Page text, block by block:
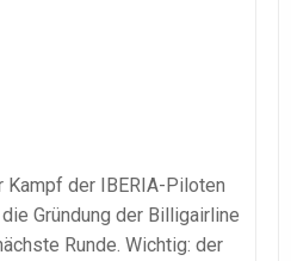
Kampf der IBERIA-Piloten
Gründung der Billigairline
Runde. Wichtig: der